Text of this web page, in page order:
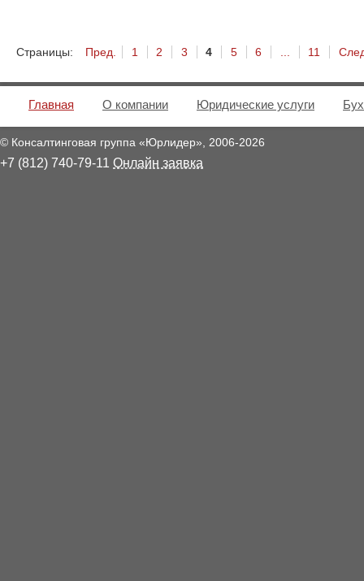
Страницы: Пред. 1 2 3 4 5 6 11
Главная О компании Юридические услуги
© Консалтинговая группа «Юрлидер», 2006-2026
+7 (812) 740-79-11 Онлайн заявка